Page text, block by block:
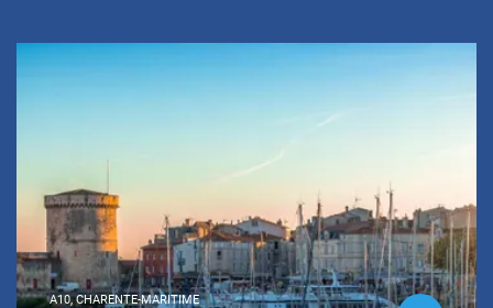
A10, CHARENTE-MARITIME